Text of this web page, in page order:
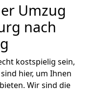
Umzug
nach
kostspielig sein,
hier, um Ihnen
Wir sind die